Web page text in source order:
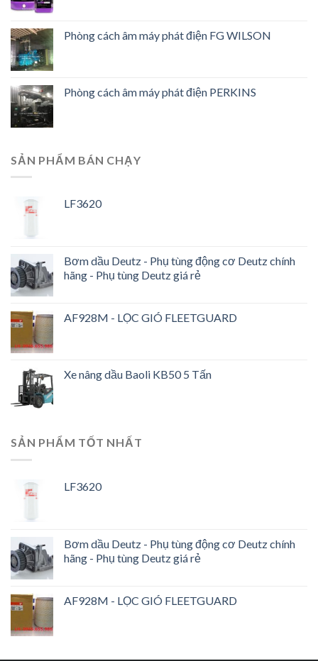
Phòng cách âm máy phát điện FG WILSON
Phòng cách âm máy phát điện PERKINS
SẢN PHẨM BÁN CHẠY
LF3620
Bơm dầu Deutz - Phụ tùng động cơ Deutz chính
hãng - Phụ tùng Deutz giá rẻ
AF928M - LỌC GIÓ FLEETGUARD
Xe nâng dầu Baoli KB50 5 Tấn
SẢN PHẨM TỐT NHẤT
LF3620
Bơm dầu Deutz - Phụ tùng động cơ Deutz chính
hãng - Phụ tùng Deutz giá rẻ
AF928M - LỌC GIÓ FLEETGUARD